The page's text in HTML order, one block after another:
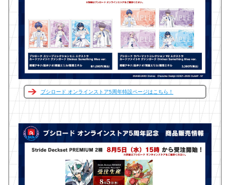
ブシロード オンラインストア5周年特設ページはこちら！